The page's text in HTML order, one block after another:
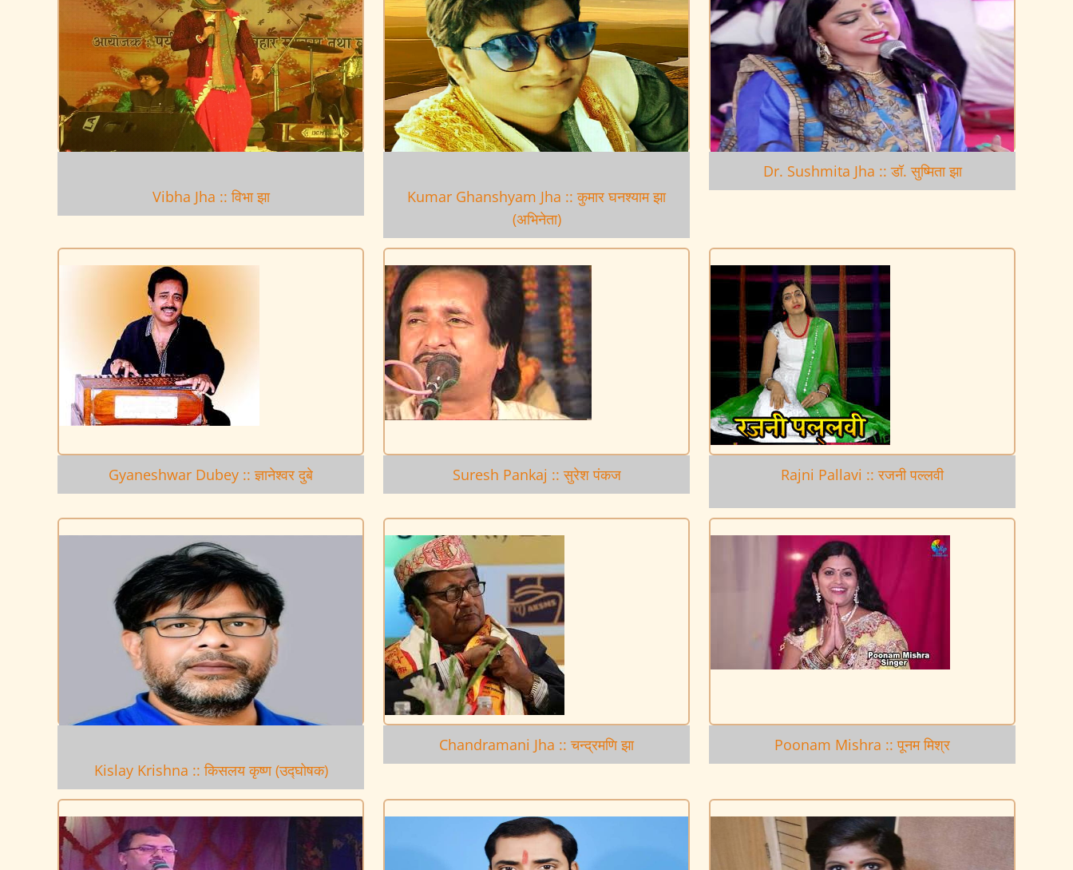
Vibha Jha :: विभा झा
Kumar Ghanshyam Jha :: कुमार घनश्याम झा
(अभिनेता)
Dr. Sushmita Jha :: डॉ. सुष्मिता झा
Gyaneshwar Dubey :: ज्ञानेश्वर दुबे Suresh Pankaj :: सुरेश पंकज Rajni Pallavi :: रजनी पल्लवी
Kislay Krishna :: किसलय कृष्ण (उद्घोषक)
Chandramani Jha :: चन्द्रमणि झा Poonam Mishra :: पूनम मिश्र